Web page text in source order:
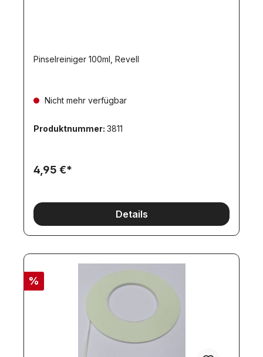
Pinselreiniger 100ml, Revell
Nicht mehr verfügbar
Produktnummer: 3811
4,95 €*
Details
%